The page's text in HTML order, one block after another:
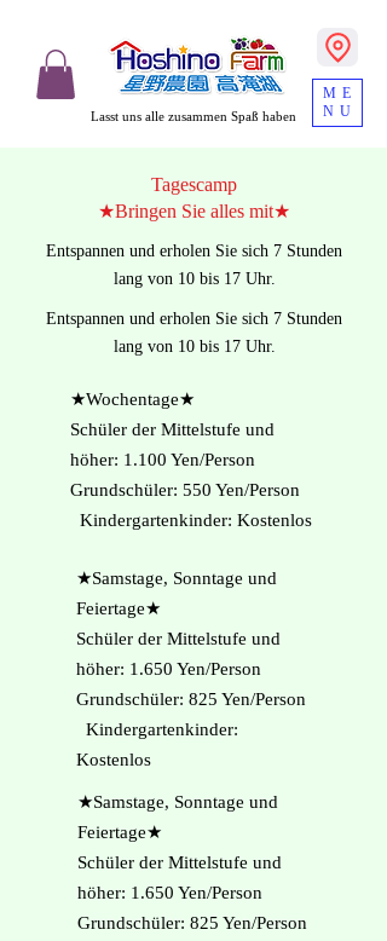
Lasst uns alle zusammen Spaß haben
ME
NU
Tagescamp
★Bringen Sie alles mit★
Entspannen und erholen Sie sich 7 Stunden
lang von 10 bis 17 Uhr.
Entspannen und erholen Sie sich 7 Stunden
lang von 10 bis 17 Uhr.
​★Wochentage★
Schüler der Mittelstufe und
höher: 1.100 Yen/Person
Grundschüler: 550 Yen/Person
Kindergartenkinder: Kostenlos
★Samstage, Sonntage und
Feiertage★
Schüler der Mittelstufe und
höher: 1.650 Yen/Person
Grundschüler: 825 Yen/Person
Kindergartenkinder:
Kostenlos
★Samstage, Sonntage und
Feiertage★
Schüler der Mittelstufe und
höher: 1.650 Yen/Person
Grundschüler: 825 Yen/Person